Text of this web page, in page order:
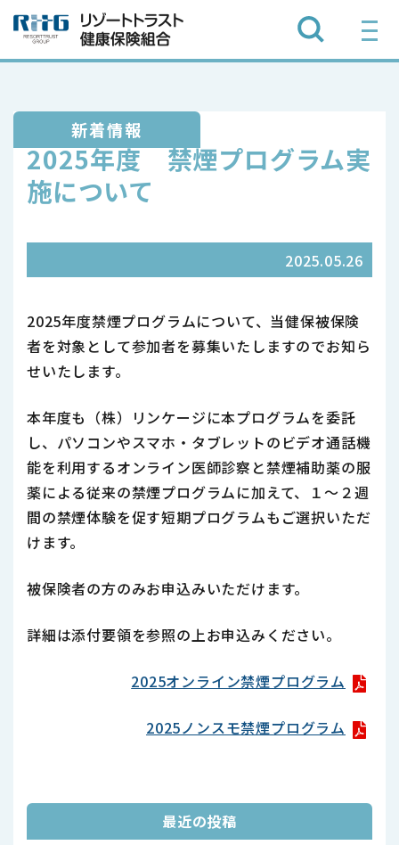
2025年度 禁煙プログラム実
施について
2025.05.26
2025年度禁煙プログラムについて、当健保被保険
者を対象として参加者を募集いたしますのでお知ら
せいたします。
本年度も（株）リンケージに本プログラムを委託
し、パソコンやスマホ・タブレットのビデオ通話機
能を利用するオンライン医師診察と禁煙補助薬の服
薬による従来の禁煙プログラムに加えて、１～２週
間の禁煙体験を促す短期プログラムもご選択いただ
けます。
被保険者の方のみお申込みいただけます。
詳細は添付要領を参照の上お申込みください。
2025オンライン禁煙プログラム
2025ノンスモ禁煙プログラム
新着情報
最近の投稿